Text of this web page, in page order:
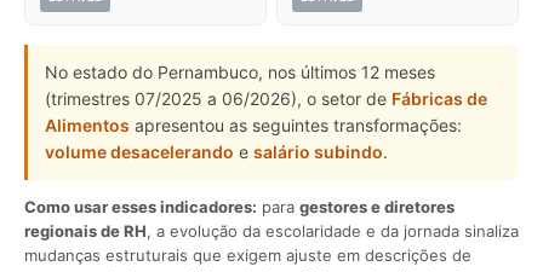
No estado do Pernambuco, nos últimos 12 meses
(trimestres 07/2025 a 06/2026), o setor de Fábricas de
Alimentos apresentou as seguintes transformações:
volume desacelerando e salário subindo.
Como usar esses indicadores: para gestores e diretores
regionais de RH, a evolução da escolaridade e da jornada sinaliza
mudanças estruturais que exigem ajuste em descrições de